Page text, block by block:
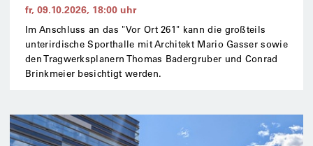
fr, 09.10.2026, 18:00 uhr
Im Anschluss an das "Vor Ort 261" kann die großteils
unterirdische Sporthalle mit Architekt Mario Gasser sowie
den Tragwerksplanern Thomas Badergruber und Conrad
Brinkmeier besichtigt werden.